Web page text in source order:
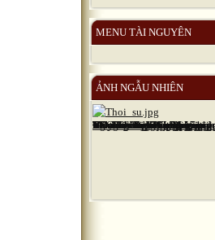
MENU TÀI NGUYÊN
ẢNH NGẪU NHIÊN